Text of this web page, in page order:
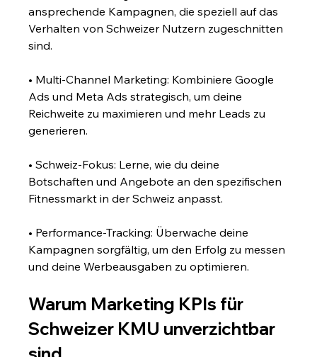
ansprechende Kampagnen, die speziell auf das
Verhalten von Schweizer Nutzern zugeschnitten
sind.
• Multi-Channel Marketing: Kombiniere Google
Ads und Meta Ads strategisch, um deine
Reichweite zu maximieren und mehr Leads zu
generieren.
• Schweiz-Fokus: Lerne, wie du deine
Botschaften und Angebote an den spezifischen
Fitnessmarkt in der Schweiz anpasst.
• Performance-Tracking: Überwache deine
Kampagnen sorgfältig, um den Erfolg zu messen
und deine Werbeausgaben zu optimieren.
Warum Marketing KPIs für
Schweizer KMU unverzichtbar